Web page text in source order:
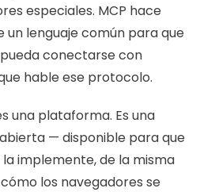
especiales. MCP hace
un lenguaje común para que
conectarse con
hable ese protocolo.
una plataforma. Es una
— disponible para que
implemente, de la misma
los navegadores se